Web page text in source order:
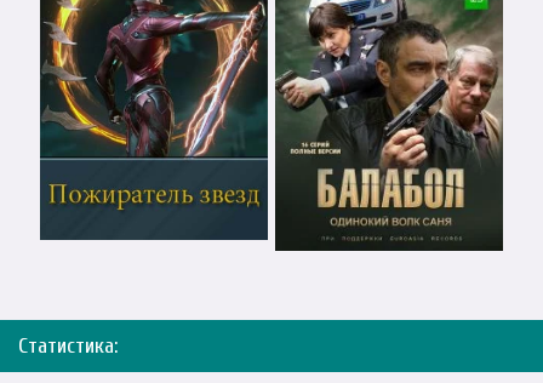
Статистика: